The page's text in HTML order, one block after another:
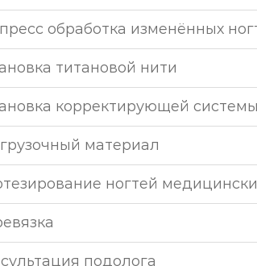
обработка изменённых
титановой нити
корректирующей системы
материал
ногтей
подолога